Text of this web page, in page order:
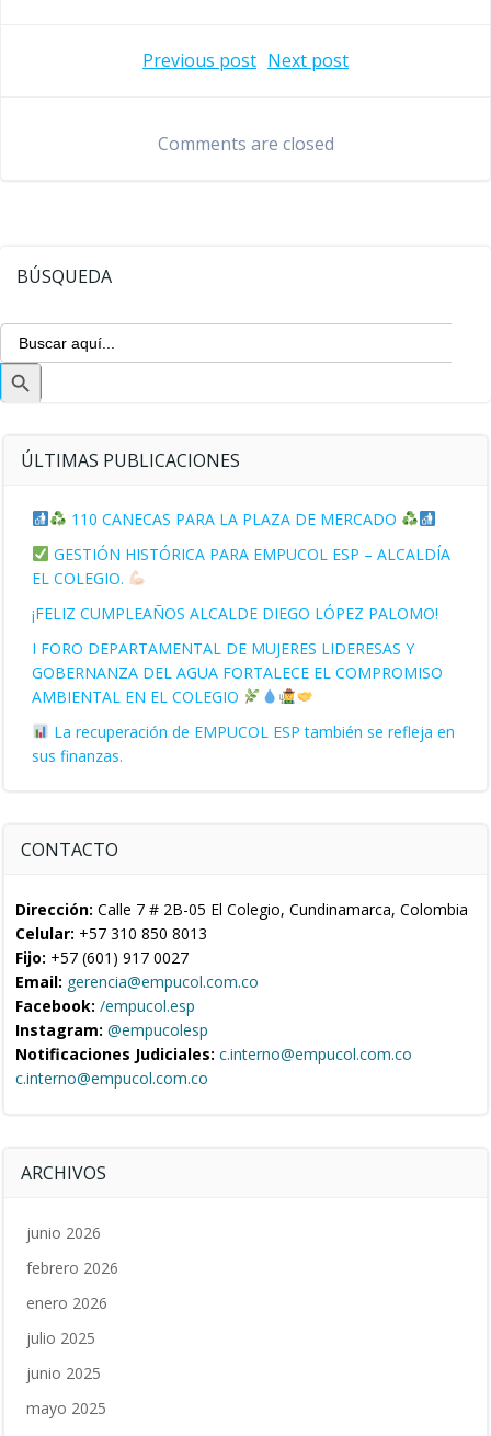
Navegación
de
Previous post
de
Next post
Comments are closed
BÚSQUEDA
Buscar:
Botón
de
búsqueda
ÚLTIMAS PUBLICACIONES
110 CANECAS PARA LA PLAZA DE MERCADO
GESTIÓN HISTÓRICA PARA EMPUCOL ESP – ALCALDÍA
EL COLEGIO.
¡FELIZ CUMPLEAÑOS ALCALDE DIEGO LÓPEZ PALOMO!
I FORO DEPARTAMENTAL DE MUJERES LIDERESAS Y
GOBERNANZA DEL AGUA FORTALECE EL COMPROMISO
AMBIENTAL EN EL COLEGIO
La recuperación de EMPUCOL ESP también se refleja en
sus finanzas.
CONTACTO
Dirección: Calle 7 # 2B-05 El Colegio, Cundinamarca, Colombia
Celular: +57 310 850 8013
Fijo: +57 (601) 917 0027
Email: gerencia@empucol.com.co
Facebook: /empucol.esp
Instagram: @empucolesp
Notificaciones Judiciales: c.interno@empucol.com.co
c.interno@empucol.com.co
ARCHIVOS
junio 2026
febrero 2026
enero 2026
julio 2025
junio 2025
mayo 2025